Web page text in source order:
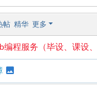
帖 精华 更多
程服务（毕设、课设